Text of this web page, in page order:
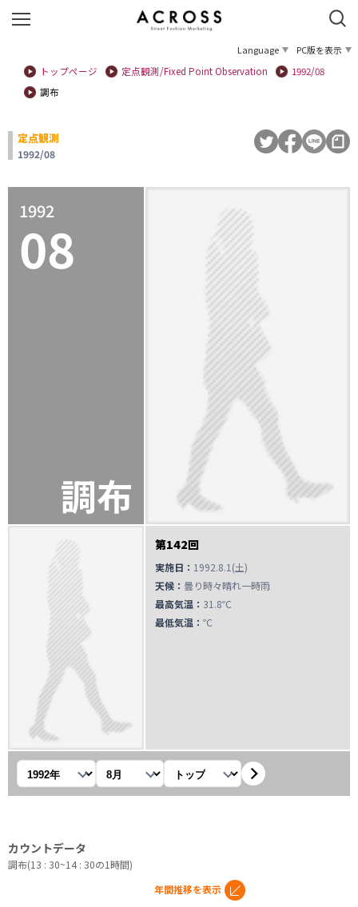
Language
PC版を表示
トップページ
定点観測/Fixed Point Observation
1992/08
調布
定点観測
1992/08
1992
08
調布
第142回
実施日： 1992.8.1(土)
天候： 曇り時々晴れ一時雨
最高気温： 31.8℃
最低気温： ℃
年を選択 月を選択 観測地を選択
カウントデータ
調布(13 : 30~14 : 30の1時間)
年間推移を表示